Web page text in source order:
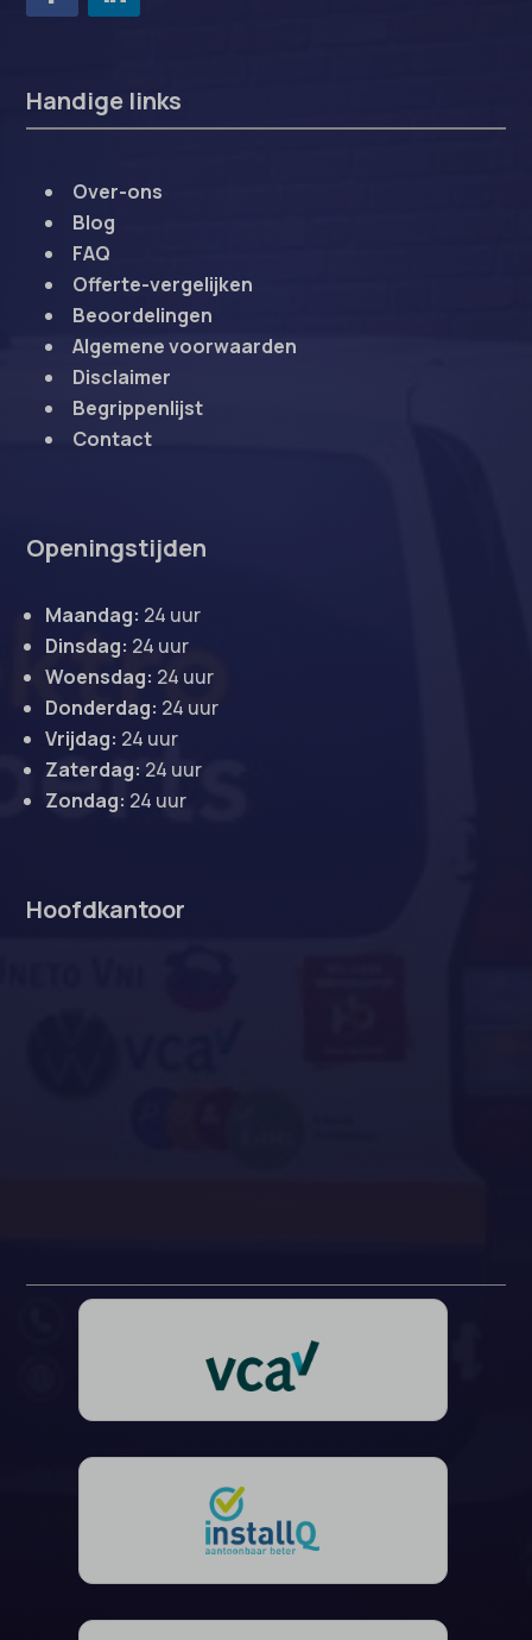
Handige links
Over-ons
Blog
FAQ
Offerte-vergelijken
Beoordelingen
Algemene voorwaarden
Disclaimer
Begrippenlijst
Contact
Openingstijden
Maandag: 24 uur
Dinsdag: 24 uur
Woensdag: 24 uur
Donderdag: 24 uur
Vrijdag: 24 uur
Zaterdag: 24 uur
Zondag: 24 uur
Hoofdkantoor